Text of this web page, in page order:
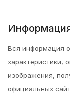
Вся информация
характеристики,
изображения,
официальных